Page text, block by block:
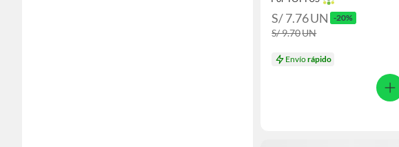
S/ 7.76UN -20%
S/ 9.70UN
Envíorápido